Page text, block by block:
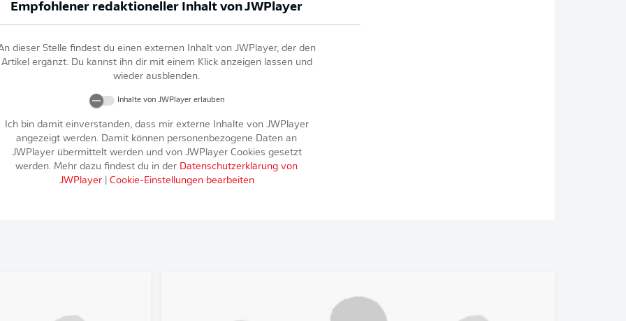
Empfohlener redaktioneller Inhalt vonJWPlayer
dieser Stelle findest du einen externen Inhalt von JWPlayer, der den
Artikel ergänzt. Du kannst ihn dir mit einem Klick anzeigen lassen und
wieder ausblenden.
Inhalte von JWPlayererlauben
Ich bin damit einverstanden, dass mir externe Inhalte von JWPlayer
angezeigt werden. Damit können personenbezogene Daten an
JWPlayerübermittelt werden und von JWPlayerCookies gesetzt
werden. Mehr dazu findest du in der Datenschutzerklärung von
JWPlayer| Cookie-Einstellungen bearbeiten